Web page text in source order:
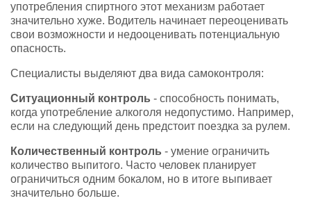
употребления спиртного этот механизм работает
значительно хуже. Водитель начинает переоценивать
свои возможности и недооценивать потенциальную
опасность.
Специалисты выделяют два вида самоконтроля:
Ситуационный контроль - способность понимать,
когда употребление алкоголя недопустимо. Например,
если на следующий день предстоит поездка за рулем.
Количественный контроль - умение ограничить
количество выпитого. Часто человек планирует
ограничиться одним бокалом, но в итоге выпивает
значительно больше.